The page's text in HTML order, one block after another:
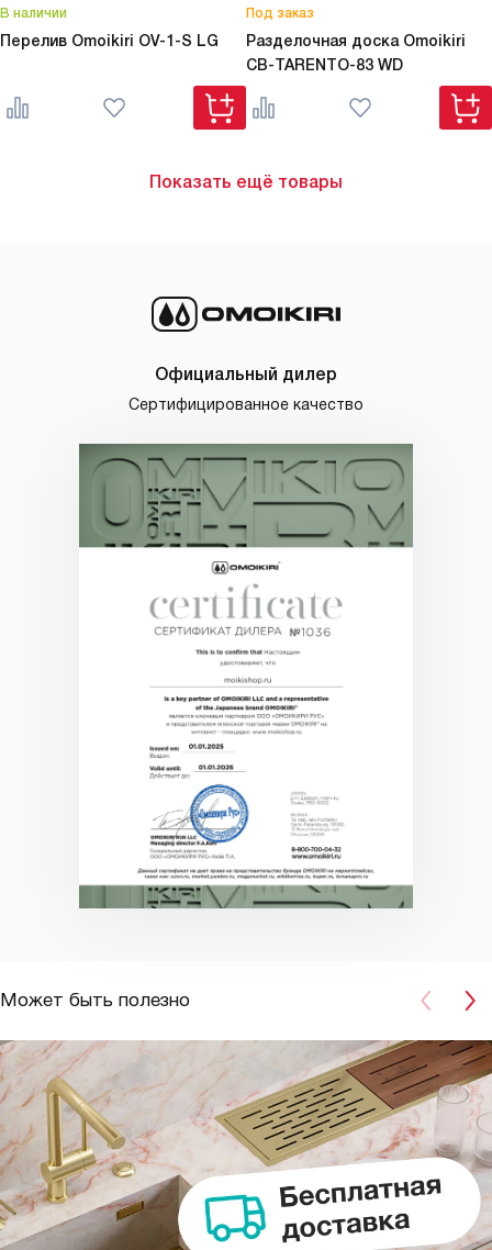
В наличии
Перелив Omoikiri OV-1-S LG
Под заказ
Разделочная доска Omoikiri
CB-TARENTO-83 WD
Показать ещё товары
Официальный дилер
Сертифицированное качество
Может быть полезно